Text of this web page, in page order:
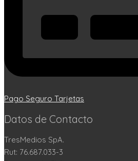
Pago Seguro Tarjetas
Datos de Contacto
TresMedios SpA.
Rut: 76.687.033-3